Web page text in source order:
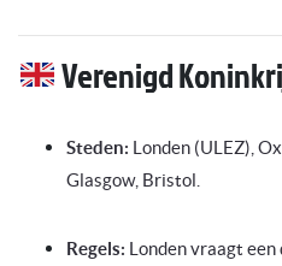
Verenigd
Steden: Londen (ULEZ),
Glasgow, Bristol.
Regels: Londen vraagt